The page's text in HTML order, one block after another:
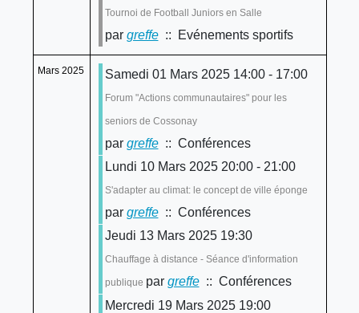
Tournoi de Football Juniors en Salle
par greffe:: Evénements sportifs
Mars 2025 Samedi 01 Mars 2025 14:00 - 17:00
Forum "Actions communautaires" pour les
seniors de Cossonay
par greffe:: Conférences
Lundi 10 Mars 2025 20:00 - 21:00
S'adapter au climat: le concept de ville éponge
par greffe:: Conférences
Jeudi 13 Mars 2025 19:30
Chauffage à distance - Séance d'information
publique par greffe:: Conférences
Mercredi 19 Mars 2025 19:00